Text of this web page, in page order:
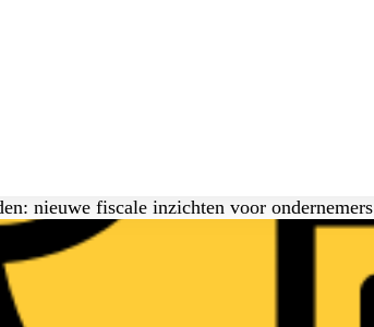
nieuwe fiscale inzichten voor ondernemers